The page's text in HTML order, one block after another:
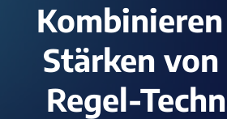
Stärken von
Regel-